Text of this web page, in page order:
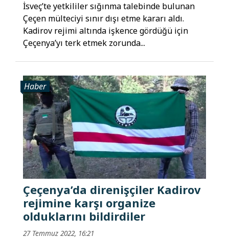
İsveç’te yetkililer sığınma talebinde bulunan
Çeçen mülteciyi sınır dışı etme kararı aldı.
Kadirov rejimi altında işkence gördüğü için
Çeçenya’yı terk etmek zorunda...
Haber
Çeçenya’da direnişçiler Kadirov
rejimine karşı organize
olduklarını bildirdiler
27 Temmuz 2022, 16:21